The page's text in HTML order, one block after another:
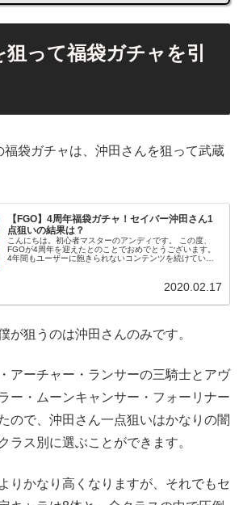
って福袋ガチャを引
福袋ガチャは、沖田さんを狙って武蔵
【FGO】4周年福袋ガチャ！セイバー沖田さん1
点狙いの結果は？
こんにちは。初心者マスターのアンディです。 この度、
FGOが4周年を迎えたとのことでおめでとうございます。
4年間もユーザーに飽きられないコンテンツを続けていく
2020.02.17
が狙うのは沖田さんのみです。
アーチャー・ランサーの三騎士とアヴ
ー・ムーンキャンサー・フォーリナー
ので、沖田さん一点狙いはかなりの闇
ラス別に選ぶことができます。
りかなり高くなりますが、それでもセ